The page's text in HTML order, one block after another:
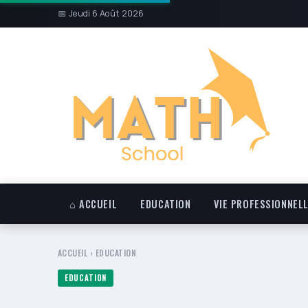
📅 Jeudi 6 Août 2026
⌂ ACCUEIL EDUCATION VIE
ACCUEIL › EDUCATION
EDUCATION